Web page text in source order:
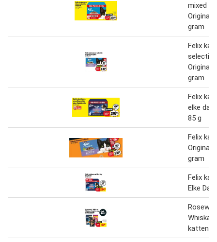
mixed
Original
gram
Felix
selectie
Original
gram
Felix
elke
85 g
Felix
Original
gram
Felix
Elke
Whiskas